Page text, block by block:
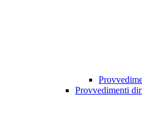
Provvedimenti